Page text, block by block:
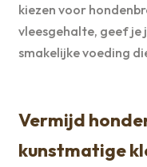
kiezen voor
vleesgehalte, geef je
smakelijke voeding
Vermijd
kunstmatige